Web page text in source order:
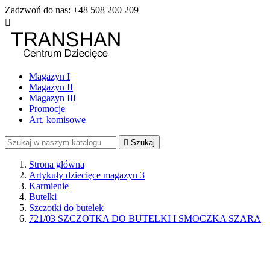
Zadzwoń do nas: +48 508 200 209

Magazyn I
Magazyn II
Magazyn III
Promocje
Art. komisowe
 Szukaj
Strona główna
Artykuły dziecięce magazyn 3
Karmienie
Butelki
Szczotki do butelek
721/03 SZCZOTKA DO BUTELKI I SMOCZKA SZARA